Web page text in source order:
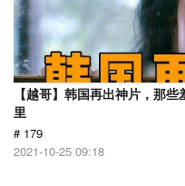
【越哥】韩国再出神片，那
里
# 179
2021-10-25 09:18